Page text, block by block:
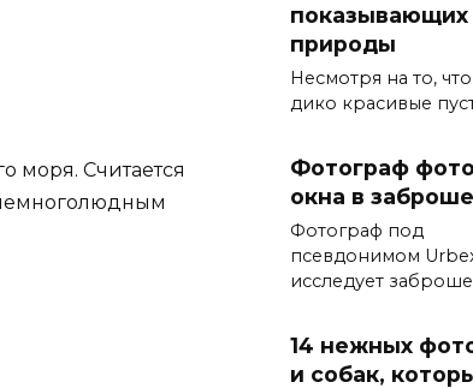
моря. Считается
показывающих
природы
Несмотря на то,
дико красивые
Фотограф
окна в
Фотограф под
псевдонимом
исследует
14 нежных
и собак,